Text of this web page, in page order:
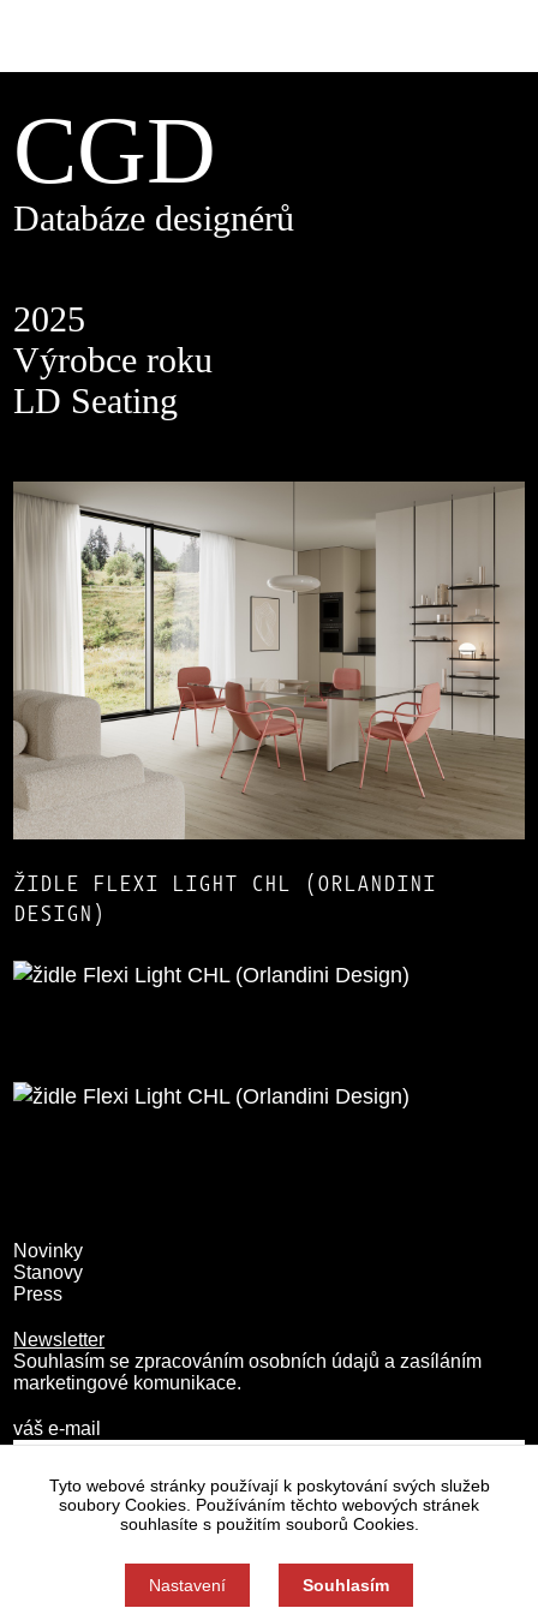
CGD
Databáze designérů
2025
Výrobce roku
LD Seating
ŽIDLE FLEXI LIGHT CHL (ORLANDINI
DESIGN)
Novinky
Stanovy
Press
Newsletter
Souhlasím se zpracováním osobních údajů a zasíláním
marketingové komunikace.
váš e-mail
Zásady zpracování osobních údajů
Tyto webové stránky používají k poskytování svých služeb
soubory Cookies. Používáním těchto webových stránek
souhlasíte s použitím souborů Cookies.
Nastavení Souhlasím